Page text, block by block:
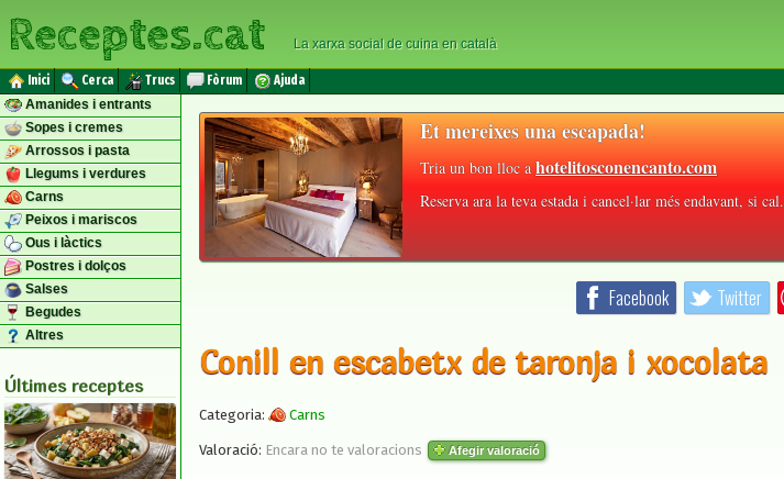
Receptes.cat La xarxa social de cuina en català
Inici Cerca Trucs Fòrum Ajuda
Amanides i entrants
Sopes i cremes
Arrossos i pasta
Llegums i verdures
Carns
Peixos i mariscos
Ous i làctics
Postres i dolços
Salses
Begudes
Altres
Últimes receptes
Et mereixes una escapada!
Tria un bon lloc ahotelitosconencanto.com
Reserva ara la teva estada i cancel·lar més endavant, si cal.
Facebook Twitter
Conill en escabetx de taronja i xocolata
Categoria: Carns
Valoració: Encara no te valoracions Afegir valoració